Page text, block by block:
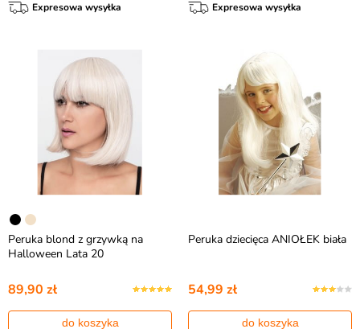
Expresowa wysyłka Expresowa wysyłka
Peruka blond z grzywką na
Halloween Lata 20
89,90 zł
do koszyka
Peruka dziecięca ANIOŁEK biała
54,99 zł
do koszyka